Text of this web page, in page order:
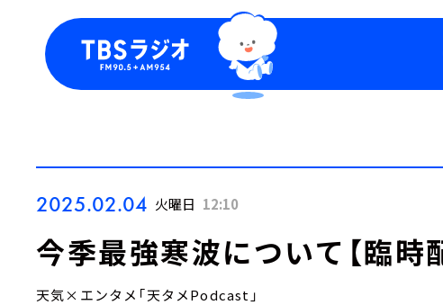
Podcast
2025.02.04 火曜日 12:10
今季最強寒波について【臨時
天気×エンタメ「天タメPodcast」